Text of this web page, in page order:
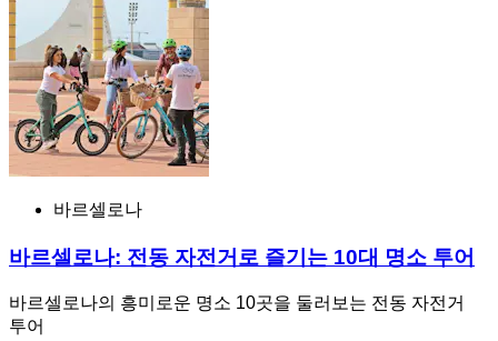
바르셀로나
바르셀로나: 전동 자전거로 즐기는 10대 명소 투어
바르셀로나의 흥미로운 명소 10곳을 둘러보는 전동 자전거
투어